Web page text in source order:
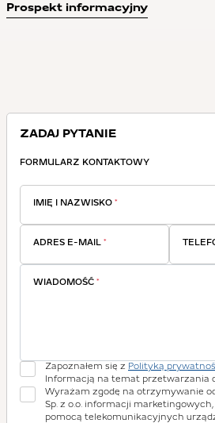
Prospekt informacyjny
ZADAJ PYTANIE
FORMULARZ KONTAKTOWY
IMIĘ I NAZWISKO *
ADRES E-MAIL *
WIADOMOŚĆ *
Zapoznałem się z Polityką
Informacją na temat przetwarzania
Wyrażam zgodę na otrzymywanie
Sp. z o.o. informacji
pomocą telekomunikacyjnych